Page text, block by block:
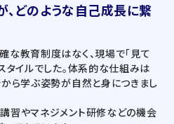
、どのような自己成長に繋
な教育制度はなく、現場で「見て
タイルでした。体系的な仕組みは
から学ぶ姿勢が自然と身につきまし
習やマネジメント研修などの機会